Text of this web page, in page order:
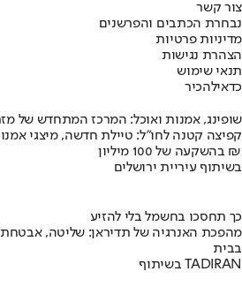
צור קשר
נבחרת הכתבים והפרשנים
מדיניות פרטיות
הצהרת נגישות
תנאי שימוש
כדאילהכיר
שופינג, אמנות ואוכל: המרכז המתחדש של
קפיצה קטנה לחו"ל: טיילת חדשה, מיצגי
בהשקעה של 100 מיליון ₪
בשיתוף עיריית ירושלים
כך תחסכו בחשמל בלי להזיע
מהפכת האנרגיה של תדיראן: שליטה, אבטחת
בבית
בשיתוף TADIRAN